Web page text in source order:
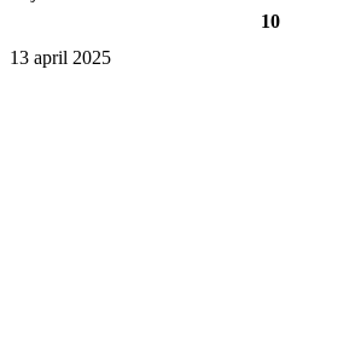
10
13 april 2025